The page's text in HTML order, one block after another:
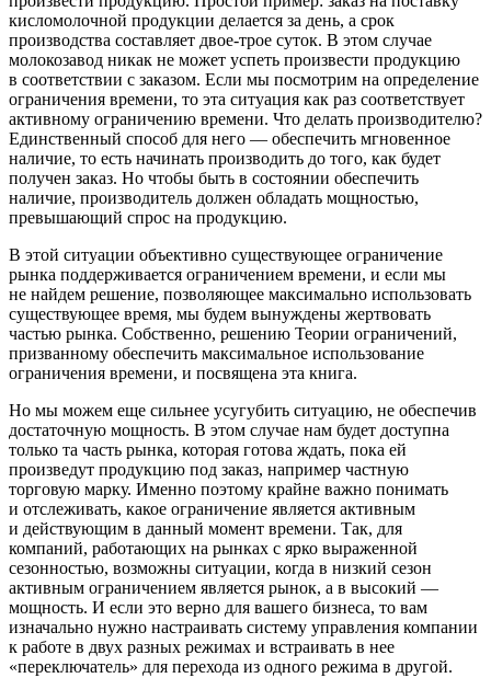
кисломолочной продукции делается за день, а срок
производства составляет двое-трое суток. В этом случае
молокозавод никак не может успеть произвести продукцию
в соответствии с заказом. Если мы посмотрим на определение
ограничения времени, то эта ситуация как раз соответствует
активному ограничению времени. Что делать производителю?
Единственный способ для него — обеспечить мгновенное
наличие, то есть начинать производить до того, как будет
получен заказ. Но чтобы быть в состоянии обеспечить
наличие, производитель должен обладать мощностью,
превышающий спрос на продукцию.
В этой ситуации объективно существующее ограничение
рынка поддерживается ограничением времени, и если мы
не найдем решение, позволяющее максимально использовать
существующее время, мы будем вынуждены жертвовать
частью рынка. Собственно, решению Теории ограничений,
призванному обеспечить максимальное использование
ограничения времени, и посвящена эта книга.
Но мы можем еще сильнее усугубить ситуацию, не обеспечив
достаточную мощность. В этом случае нам будет доступна
только та часть рынка, которая готова ждать, пока ей
произведут продукцию под заказ, например частную
торговую марку. Именно поэтому крайне важно понимать
и отслеживать, какое ограничение является активным
и действующим в данный момент времени. Так, для
компаний, работающих на рынках с ярко выраженной
сезонностью, возможны ситуации, когда в низкий сезон
активным ограничением является рынок, а в высокий —
мощность. И если это верно для вашего бизнеса, то вам
изначально нужно настраивать систему управления компании
к работе в двух разных режимах и встраивать в нее
«переключатель» для перехода из одного режима в другой.